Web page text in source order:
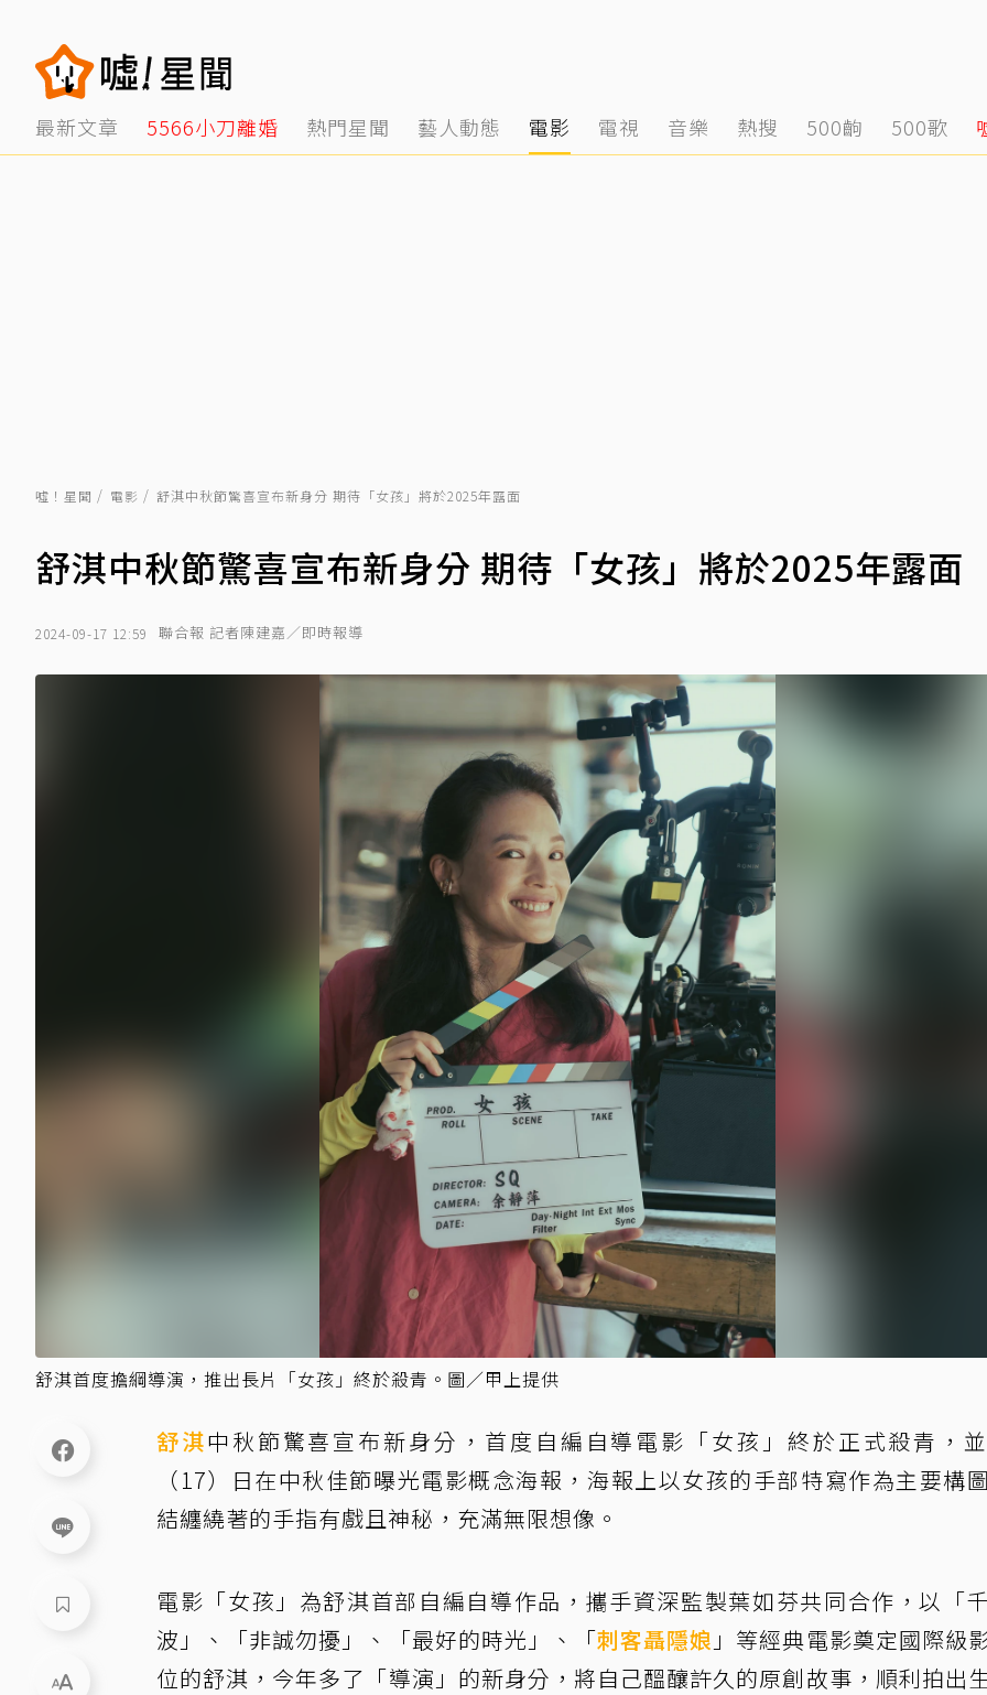
最新文章 5566小刀離婚 熱門星聞 藝人動態 電影 電視 音樂 熱搜 500齣 500歌
噓！星聞 電影 舒淇中秋節驚喜宣布新身分 期待「女孩」將於2025年露面
舒淇中秋節驚喜宣布新身分 期待「女孩」將於2025年露面
2024-09-17 12:59 聯合報 記者陳建嘉／即時報導
舒淇首度擔綱導演，推出長片「女孩」終於殺青。圖／甲上提供
舒淇中秋節驚喜宣布新身分，首度自編自導電影「女孩」終於正式殺青，
（17）日在中秋佳節曝光電影概念海報，海報上以女孩的手部特寫作為主要構
結纏繞著的手指有戲且神秘，充滿無限想像。
電影「女孩」為舒淇首部自編自導作品，攜手資深監製葉如芬共同合作，以「
波」、「非誠勿擾」、「最好的時光」、「刺客聶隱娘 」等經典電影奠定國際級
位的舒淇，今年多了「導演」的新身分，將自己醞釀許久的原創故事，順利拍出